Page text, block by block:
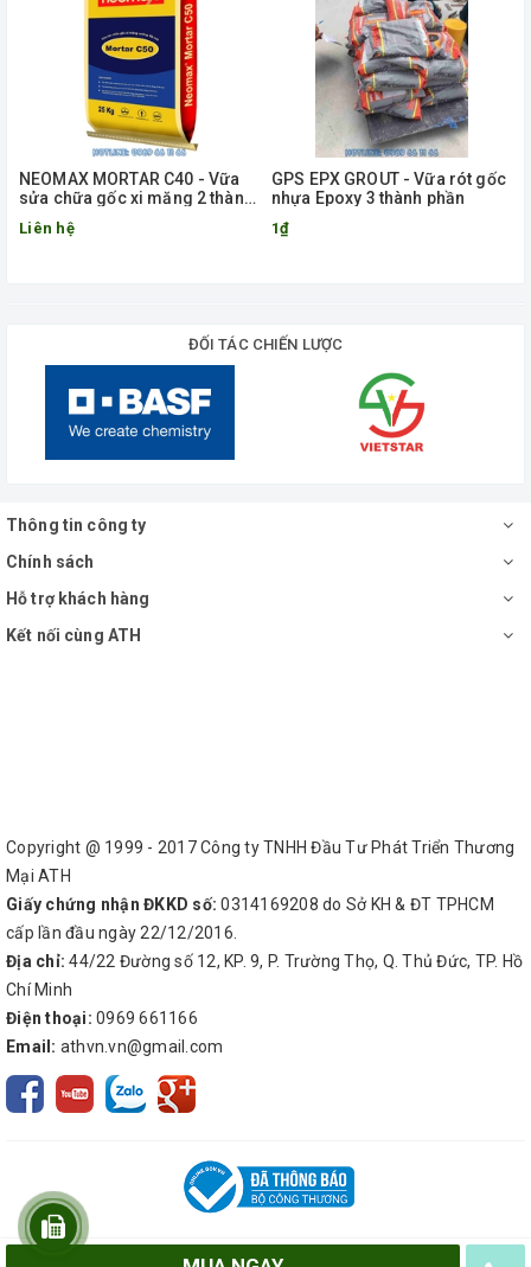
NEOMAX MORTAR C40 - Vữa
sửa chữa gốc xi măng 2 thành
Liên hệ
GPS EPX GROUT - Vữa rót gốc
nhựa Epoxy 3 thành phần
1₫
ĐỐI TÁC CHIẾN LƯỢC
Thông tin công ty
Chính sách
Hỗ trợ khách hàng
Kết nối cùng ATH
Copyright @ 1999 - 2017 Công ty TNHH Đầu Tư Phát Triển Thương
Mại ATH
Giấy chứng nhận ĐKKD số: 0314169208 do Sở KH & ĐT TPHCM
cấp lần đầu ngày 22/12/2016.
Địa chỉ: 44/22 Đường số 12, KP. 9, P. Trường Thọ, Q. Thủ Đức, TP. Hồ
Chí Minh
Điện thoại: 0969 661166
Email: athvn.vn@gmail.com
Công ty TNHH Đầu Tư Phát Triển Thương Mại ATH